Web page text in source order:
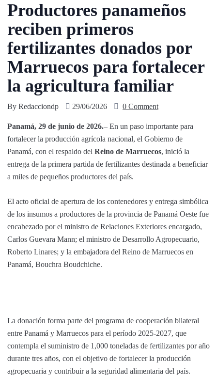
Productores panameños
reciben primeros
fertilizantes donados por
Marruecos para fortalecer
la agricultura familiar
By Redacciondp 29/06/2026 0 Comment
Panamá, 29 de junio de 2026.– En un paso importante para
fortalecer la producción agrícola nacional, el Gobierno de
Panamá, con el respaldo del Reino de Marruecos, inició la
entrega de la primera partida de fertilizantes destinada a beneficiar
a miles de pequeños productores del país.
El acto oficial de apertura de los contenedores y entrega simbólica
de los insumos a productores de la provincia de Panamá Oeste fue
encabezado por el ministro de Relaciones Exteriores encargado,
Carlos Guevara Mann; el ministro de Desarrollo Agropecuario,
Roberto Linares; y la embajadora del Reino de Marruecos en
Panamá, Bouchra Boudchiche.
La donación forma parte del programa de cooperación bilateral
entre Panamá y Marruecos para el período 2025-2027, que
contempla el suministro de 1,000 toneladas de fertilizantes por año
durante tres años, con el objetivo de fortalecer la producción
agropecuaria y contribuir a la seguridad alimentaria del país.